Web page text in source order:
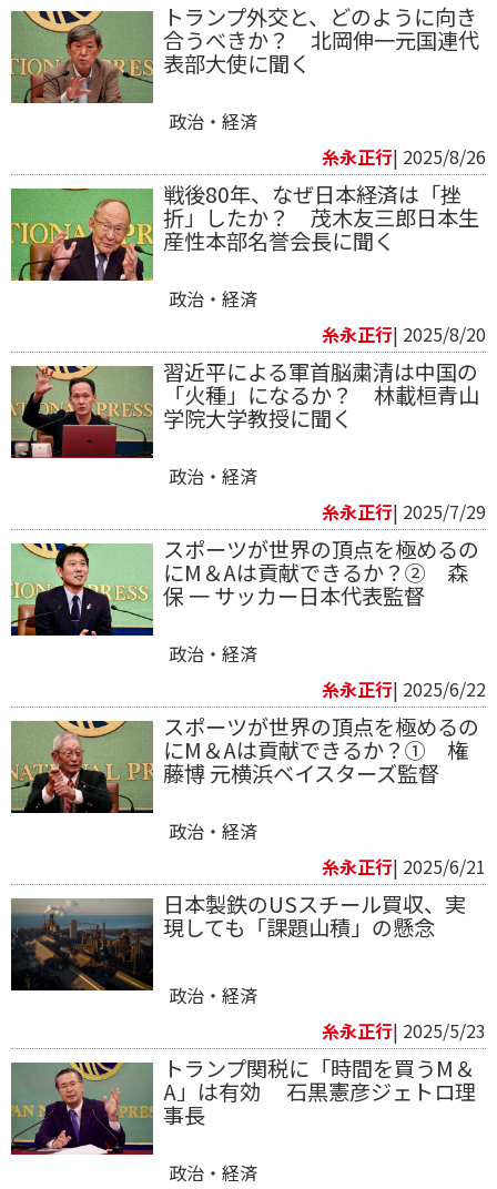
トランプ外交と、どのように向き
合うべきか？ 北岡伸一元国連代
表部大使に聞く
政治・経済
糸永正行| 2025/8/26
戦後80年、なぜ日本経済は「挫
折」したか？ 茂木友三郎日本生
産性本部名誉会長に聞く
政治・経済
糸永正行| 2025/8/20
習近平による軍首脳粛清は中国の
「火種」になるか？ 林載桓青山
学院大学教授に聞く
政治・経済
糸永正行| 2025/7/29
スポーツが世界の頂点を極めるの
にM＆Aは貢献できるか？② 森
保 一 サッカー日本代表監督
政治・経済
糸永正行| 2025/6/22
スポーツが世界の頂点を極めるの
にM＆Aは貢献できるか？① 権
藤博 元横浜ベイスターズ監督
政治・経済
糸永正行| 2025/6/21
日本製鉄のUSスチール買収、実
現しても「課題山積」の懸念
政治・経済
糸永正行| 2025/5/23
トランプ関税に「時間を買うM＆
A」は有効 石黒憲彦ジェトロ理
事長
政治・経済